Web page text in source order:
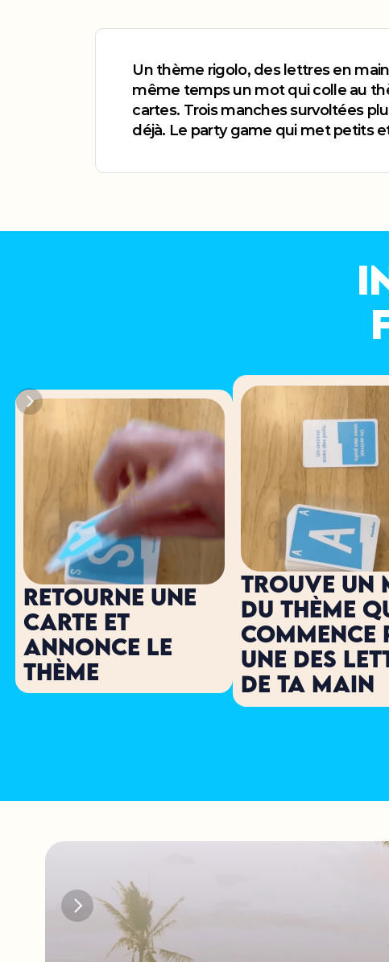
Un thème rigolo, des lettres en
même temps un mot qui colle au
cartes. Trois manches survoltées
déjà. Le party game qui met petits
Retourne une
carte et
annonce le
Thème
Trouve un
du thème
commence
une des
de ta main